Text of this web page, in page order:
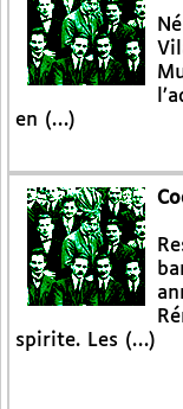
en (…)
spirite. Les (…)